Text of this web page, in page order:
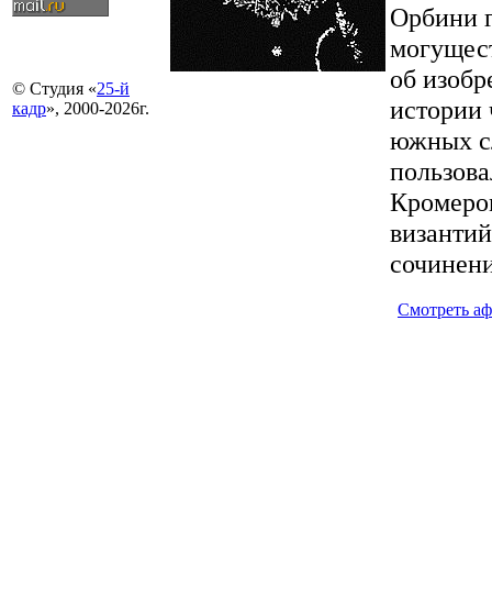
© Студия «25-й
кадр», 2000-2026г.
Орбини
об
истории
южных
Смотреть